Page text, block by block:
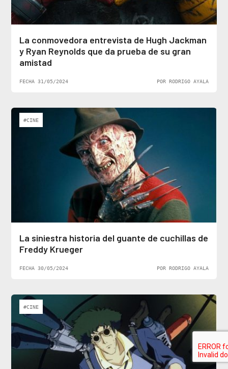
La conmovedora entrevista de Hugh Jackman
y Ryan Reynolds que da prueba de su gran
amistad
FECHA 31/05/2024 POR RODRIGO AYALA
#CINE
La siniestra historia del guante de cuchillas de
Freddy Krueger
FECHA 30/05/2024 POR RODRIGO AYALA
#CINE